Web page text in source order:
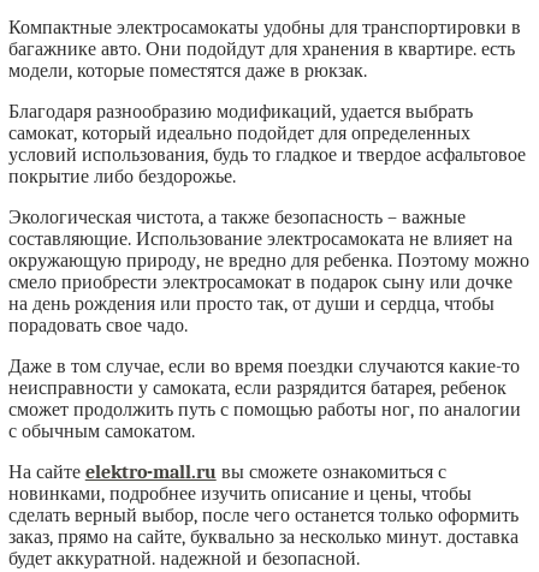
Компактные электросамокаты удобны для транспортировки в
багажнике авто. Они подойдут для хранения в квартире. есть
модели, которые поместятся даже в рюкзак.
Благодаря разнообразию модификаций, удается выбрать
самокат, который идеально подойдет для определенных
условий использования, будь то гладкое и твердое асфальтовое
покрытие либо бездорожье.
Экологическая чистота, а также безопасность – важные
составляющие. Использование электросамоката не влияет на
окружающую природу, не вредно для ребенка. Поэтому можно
смело приобрести электросамокат в подарок сыну или дочке
на день рождения или просто так, от души и сердца, чтобы
порадовать свое чадо.
Даже в том случае, если во время поездки случаются какие-то
неисправности у самоката, если разрядится батарея, ребенок
сможет продолжить путь с помощью работы ног, по аналогии
с обычным самокатом.
На сайте elektro-mall.ruвы сможете ознакомиться с
новинками, подробнее изучить описание и цены, чтобы
сделать верный выбор, после чего останется только оформить
заказ, прямо на сайте, буквально за несколько минут. доставка
будет аккуратной. надежной и безопасной.